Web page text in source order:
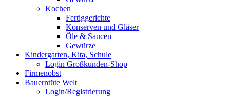
Kochen
Fertiggerichte
Konserven und Gläser
Öle & Saucen
Gewürze
Kindergarten, Kita, Schule
Login Großkunden-Shop
Firmenobst
Bauerntüte Welt
Login/Registrierung